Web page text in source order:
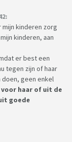
kinderen zorg
kinderen, aan
er best een
tegen zijn of haar
geen enkel
haar of uit de
goede